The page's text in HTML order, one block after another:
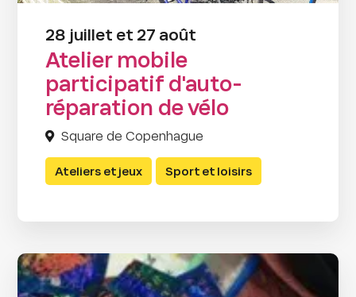
28 juillet et 27 août
Atelier mobile
participatif d'auto-
réparation de vélo
Square de Copenhague
Ateliers et jeux Sport et loisirs